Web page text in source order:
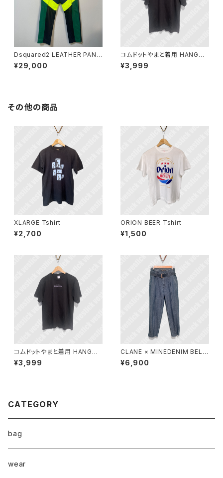
Dsquared2 LEATHER PANT
S
¥29,000
コムドットやまと着用 HANGOV
ERZ 酔達磨Tシャツ
¥3,999
その他の商品
XLARGE Tshirt
¥2,700
ORION BEER Tshirt
¥1,500
コムドットやまと着用 HANGOV
ERZ 酔達磨Tシャツ
¥3,999
CLANE × MINEDENIM BELT
ED DENIM PANTS
¥6,900
CATEGORY
bag
wear